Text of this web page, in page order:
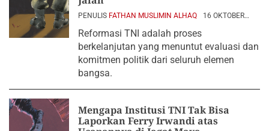
PENULIS FATHAN MUSLIMIN ALHAQ
16 OKTOBER
Reformasi TNI adalah proses
berkelanjutan yang menuntut evaluasi dan
komitmen politik dari seluruh elemen
bangsa.
Mengapa Institusi TNI Tak Bisa
Laporkan Ferry Irwandi atas